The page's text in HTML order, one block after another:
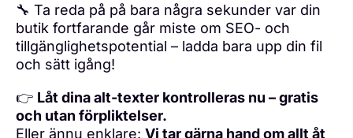
🔧 Ta reda på på bara några sekunder var din
butik fortfarande går miste om SEO- och
tillgänglighetspotential – ladda bara upp din fil
och sätt igång!
👉 Låt dina alt-texter kontrolleras nu – gratis
och utan förpliktelser.
Eller ännu enklare: Vi tar gärna hand om allt åt